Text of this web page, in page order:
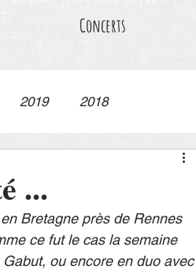
Concerts
2019 2018
...
Bretagne près de Rennes
ce fut le cas la semaine
ou encore en duo avec